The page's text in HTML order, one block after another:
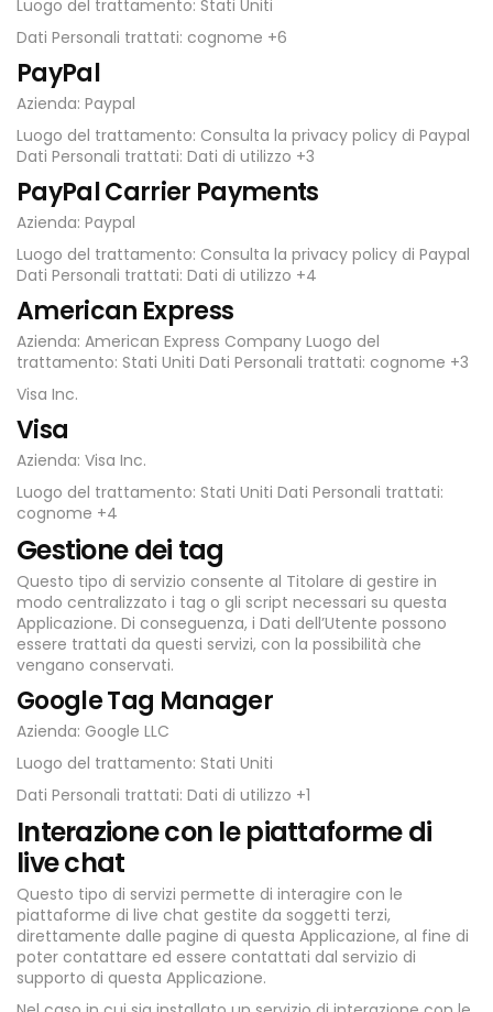
Luogo del trattamento: Stati Uniti
Dati Personali trattati: cognome +6
PayPal
Azienda: Paypal
Luogo del trattamento: Consulta la privacy policy di Paypal
Dati Personali trattati: Dati di utilizzo +3
PayPal Carrier Payments
Azienda: Paypal
Luogo del trattamento: Consulta la privacy policy di Paypal
Dati Personali trattati: Dati di utilizzo +4
American Express
Azienda: American Express Company Luogo del
trattamento: Stati Uniti Dati Personali trattati: cognome +3
Visa Inc.
Visa
Azienda: Visa Inc.
Luogo del trattamento: Stati Uniti Dati Personali trattati:
cognome +4
Gestione dei tag
Questo tipo di servizio consente al Titolare di gestire in
modo centralizzato i tag o gli script necessari su questa
Applicazione. Di conseguenza, i Dati dell’Utente possono
essere trattati da questi servizi, con la possibilità che
vengano conservati.
Google Tag Manager
Azienda: Google LLC
Luogo del trattamento: Stati Uniti
Dati Personali trattati: Dati di utilizzo +1
Interazione con le piattaforme di
live chat
Questo tipo di servizi permette di interagire con le
piattaforme di live chat gestite da soggetti terzi,
direttamente dalle pagine di questa Applicazione, al fine di
poter contattare ed essere contattati dal servizio di
supporto di questa Applicazione.